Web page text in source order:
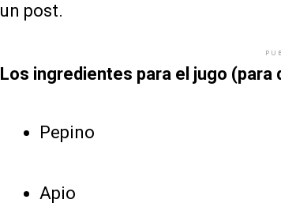
un post.
Los ingredientes para el jugo (para
Pepino
Apio